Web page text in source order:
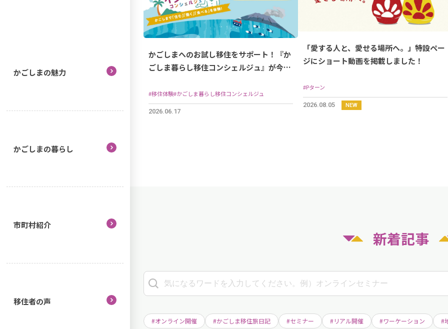
かごしまの魅力
かごしまの暮らし
市町村紹介
移住者の声
かごしまへのお試し移住をサポート！『か
ごしま暮らし移住コンシェルジュ』が今年
#移住体験#かごしま暮らし移住コンシェルジュ
2026.06.17
「愛する人と、愛せる場所へ。」特設ペー
ジにショート動画を掲載しました！
#Pターン
2026.08.05 NEW
新着記事
#オンライン開催 #かごしま移住旅日記 #セミナー #リアル開催 #ワーケーション #